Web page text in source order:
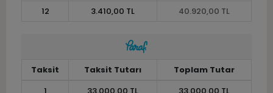
12
3.410,00 TL 40.920,00 TL
Taksit Taksit Tutarı
Toplam Tutar